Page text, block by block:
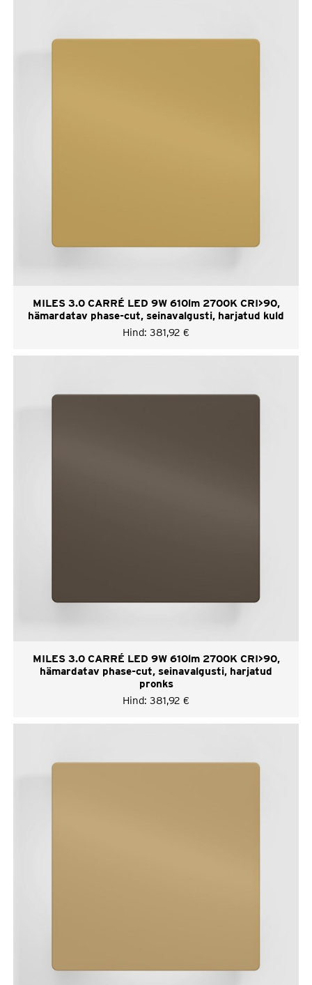
MILES 3.0 CARRÉ LED 9W 610lm 2700K CRI>90,
hämardatav phase-cut, seinavalgusti, harjatud kuld
Hind: 381,92 €
MILES 3.0 CARRÉ LED 9W 610lm 2700K CRI>90,
hämardatav phase-cut, seinavalgusti, harjatud
pronks
Hind: 381,92 €